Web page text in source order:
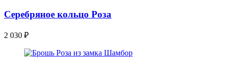
Серебряное кольцо Роза
2 030 ₽